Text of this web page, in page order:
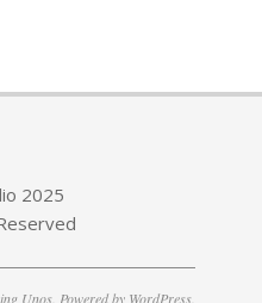
2025
Unos. Powered by WordPress.